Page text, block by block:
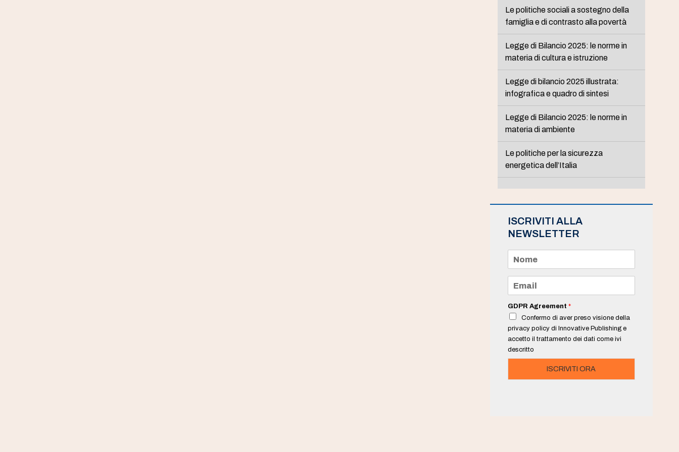
Le politiche sociali a sostegno della
famiglia e di contrasto alla povertà
Legge di Bilancio 2025: le norme in
materia di cultura e istruzione
Legge di bilancio 2025 illustrata:
infografica e quadro di sintesi
Legge di Bilancio 2025: le norme in
materia di ambiente
Le politiche per la sicurezza
energetica dell’Italia
ISCRIVITI ALLA
NEWSLETTER
m
e
a
i
*
GDPR Agreement *
Confermo di aver preso visione della
privacy policy di Innovative Publishing e
accetto il trattamento dei dati come ivi
descritto
ISCRIVITI ORA